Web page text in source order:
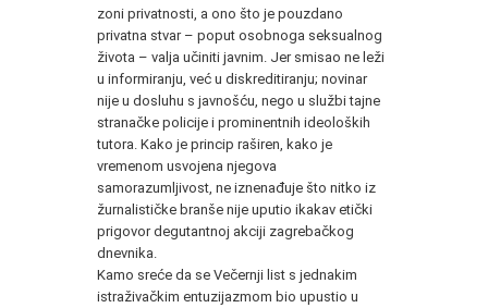
zoni privatnosti, a ono što je pouzdano
privatna stvar – poput osobnoga seksualnog
života – valja učiniti javnim. Jer smisao ne leži
u informiranju, već u diskreditiranju; novinar
nije u dosluhu s javnošću, nego u službi tajne
stranačke policije i prominentnih ideoloških
tutora. Kako je princip raširen, kako je
vremenom usvojena njegova
samorazumljivost, ne iznenađuje što nitko iz
žurnalističke branše nije uputio ikakav etički
prigovor degutantnoj akciji zagrebačkog
dnevnika.
Kamo sreće da se Večernji list s jednakim
istraživačkim entuzijazmom bio upustio u